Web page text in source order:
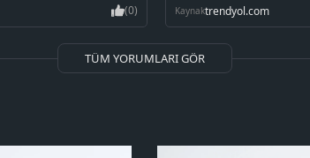
(0) Kaynaktrendyol.com
TÜM YORUMLARI GÖR